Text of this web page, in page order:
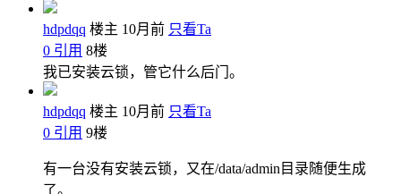
hdpdqq 楼主 10月前 只看Ta
0 引用 8楼
我已安装云锁，管它什么后门。
hdpdqq 楼主 10月前 只看Ta
0 引用 9楼
有一台没有安装云锁，又在/data/admin目录随便生成
了。